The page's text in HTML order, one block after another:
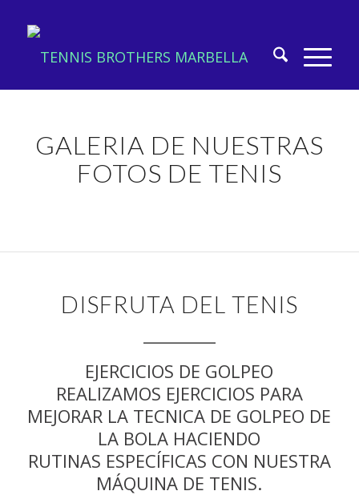
GALERIA DE NUESTRAS
FOTOS DE TENIS
DISFRUTA DEL TENIS
EJERCICIOS DE GOLPEO
REALIZAMOS EJERCICIOS PARA
MEJORAR LA TECNICA DE GOLPEO DE
LA BOLA HACIENDO
RUTINAS ESPECÍFICAS CON NUESTRA
MÁQUINA DE TENIS.